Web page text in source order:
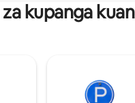
kupanga